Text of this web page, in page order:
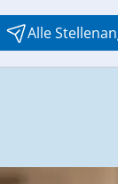
Alle